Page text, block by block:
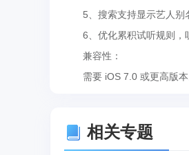
5、搜索支持显示艺人别
6、优化累积试听规则，
兼容性：
需要 iOS 7.0 或更高版本
相关专题